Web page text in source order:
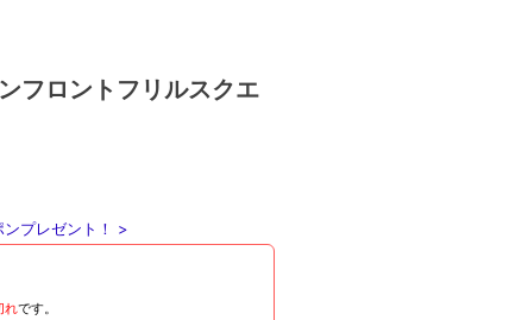
フロントフリルスクエ
ンプレゼント！ >
れです。